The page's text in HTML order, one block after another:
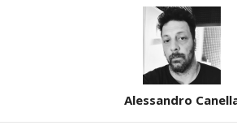
Alessandro